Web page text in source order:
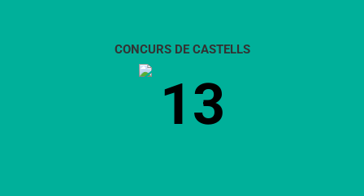
CONCURS DE CASTELLS
13